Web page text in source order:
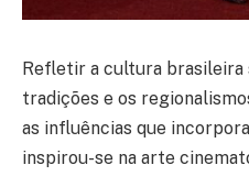
Refletir a cultura brasileira
tradições e os
as influências que
inspirou-se na arte